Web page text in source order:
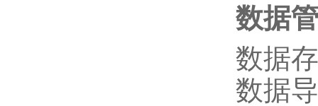
数据
数据
数据